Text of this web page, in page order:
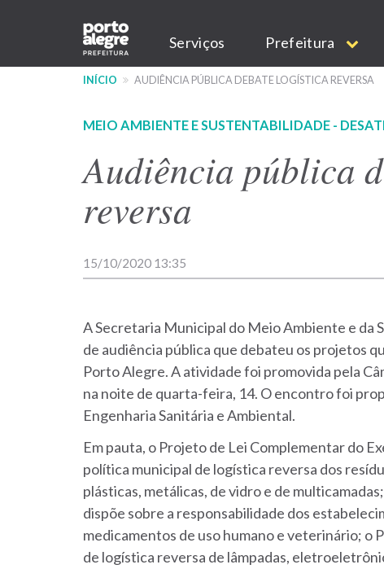
conteúdo
Main
navigation
Serviços Prefeitura
INÍCIO AUDIÊNCIA PÚBLICA DEBATE LOGÍSTICA REVERSA
MEIO AMBIENTE E SUSTENTABILIDADE -
Audiência pública
reversa
15/10/2020 13:35
A Secretaria Municipal do Meio Ambiente e da
de audiência pública que debateu os projetos
Porto Alegre. A atividade foi promovida pela
na noite de quarta-feira, 14. O encontro foi
Engenharia Sanitária e Ambiental.
Em pauta, o Projeto de Lei Complementar do
política municipal de logística reversa dos
plásticas, metálicas, de vidro e de
dispõe sobre a responsabilidade dos
medicamentos de uso humano e veterinário; o
de logística reversa de lâmpadas,